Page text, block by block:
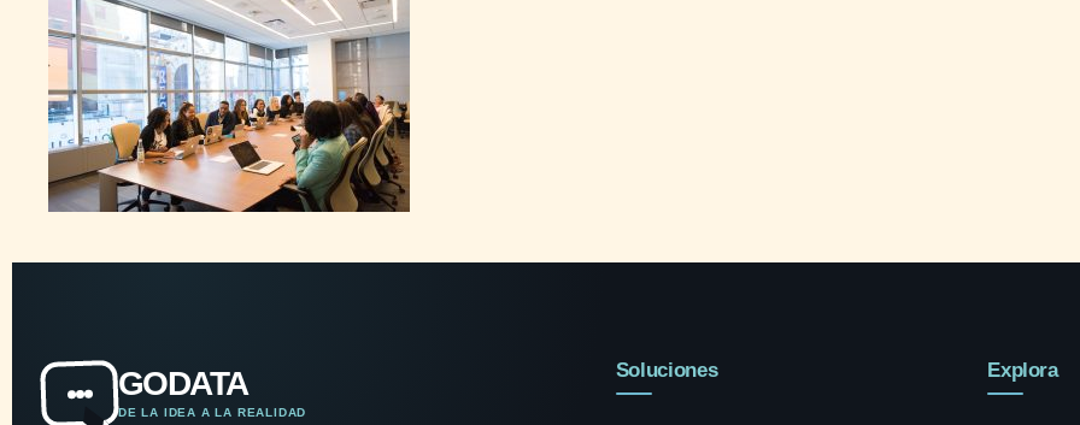
GODATA
DE LA IDEA A LA REALIDAD
Soluciones Explora